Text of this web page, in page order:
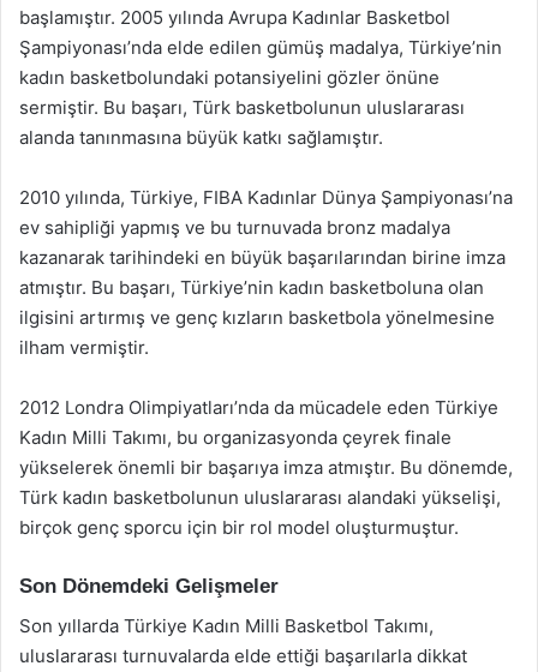
başlamıştır. 2005 yılında Avrupa Kadınlar Basketbol
Şampiyonası’nda elde edilen gümüş madalya, Türkiye’nin
kadın basketbolundaki potansiyelini gözler önüne
sermiştir. Bu başarı, Türk basketbolunun uluslararası
alanda tanınmasına büyük katkı sağlamıştır.
2010 yılında, Türkiye, FIBA Kadınlar Dünya Şampiyonası’na
ev sahipliği yapmış ve bu turnuvada bronz madalya
kazanarak tarihindeki en büyük başarılarından birine imza
atmıştır. Bu başarı, Türkiye’nin kadın basketboluna olan
ilgisini artırmış ve genç kızların basketbola yönelmesine
ilham vermiştir.
2012 Londra Olimpiyatları’nda da mücadele eden Türkiye
Kadın Milli Takımı, bu organizasyonda çeyrek finale
yükselerek önemli bir başarıya imza atmıştır. Bu dönemde,
Türk kadın basketbolunun uluslararası alandaki yükselişi,
birçok genç sporcu için bir rol model oluşturmuştur.
Son Dönemdeki Gelişmeler
Son yıllarda Türkiye Kadın Milli Basketbol Takımı,
uluslararası turnuvalarda elde ettiği başarılarla dikkat